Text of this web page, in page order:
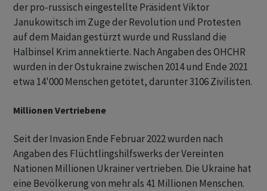
der pro-russisch eingestellte Präsident Viktor
Janukowitsch im Zuge der Revolution und Protesten
auf dem Maidan gestürzt wurde und Russland die
Halbinsel Krim annektierte. Nach Angaben des OHCHR
wurden in der Ostukraine zwischen 2014 und Ende 2021
etwa 14'000 Menschen getötet, darunter 3106 Zivilisten.
Millionen Vertriebene
Seit der Invasion Ende Februar 2022 wurden nach
Angaben des Flüchtlingshilfswerks der Vereinten
Nationen Millionen Ukrainer vertrieben. Die Ukraine hat
eine Bevölkerung von mehr als 41 Millionen Menschen.